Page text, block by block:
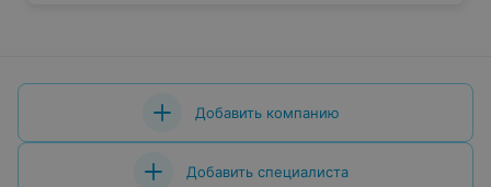
Добавить компанию
Добавить специалиста